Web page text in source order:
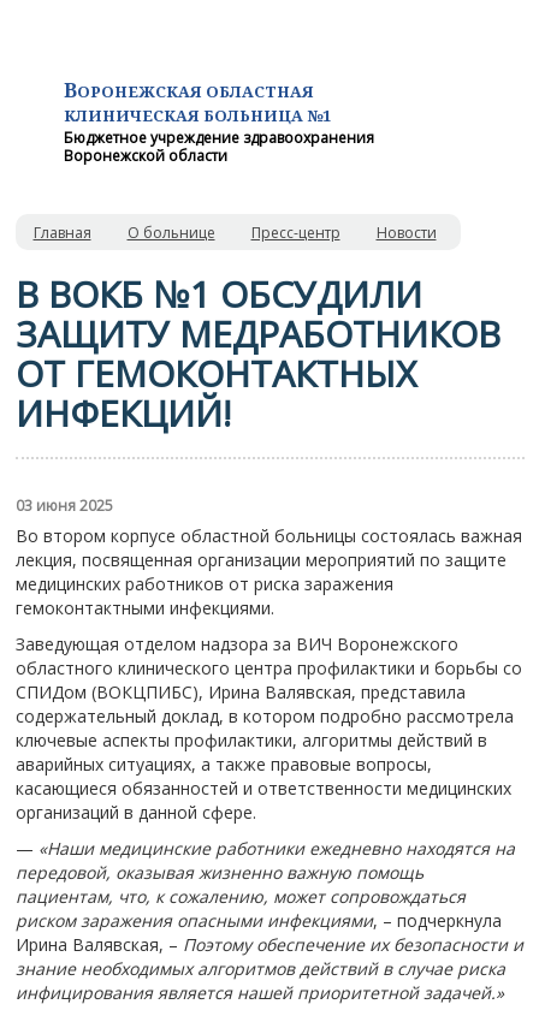
ВОРОНЕЖСКАЯ ОБЛАСТНАЯ
КЛИНИЧЕСКАЯ БОЛЬНИЦА №1
Бюджетное учреждение здравоохранения
Воронежской области
Главная О больнице Пресс-центр Новости
В ВОКБ №1 ОБСУДИЛИ
ЗАЩИТУ МЕДРАБОТНИКОВ
ОТ ГЕМОКОНТАКТНЫХ
ИНФЕКЦИЙ!
03 июня 2025
Во втором корпусе областной больницы состоялась важная
лекция, посвященная организации мероприятий по защите
медицинских работников от риска заражения
гемоконтактными инфекциями.
Заведующая отделом надзора за ВИЧ Воронежского
областного клинического центра профилактики и борьбы со
СПИДом (ВОКЦПИБС), Ирина Валявская, представила
содержательный доклад, в котором подробно рассмотрела
ключевые аспекты профилактики, алгоритмы действий в
аварийных ситуациях, а также правовые вопросы,
касающиеся обязанностей и ответственности медицинских
организаций в данной сфере.
— «Наши медицинские работники ежедневно находятся на
передовой, оказывая жизненно важную помощь
пациентам, что, к сожалению, может сопровождаться
риском заражения опасными инфекциями, – подчеркнула
Ирина Валявская, – Поэтому обеспечение их безопасности и
знание необходимых алгоритмов действий в случае риска
инфицирования является нашей приоритетной задачей.»